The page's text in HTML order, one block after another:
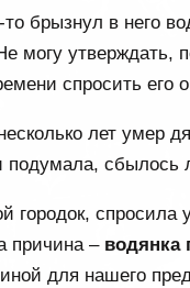
брызнул в него
могу утверждать,
спросить его
лет умер
подумала, сбылось
городок,
причина – водянка
для нашего